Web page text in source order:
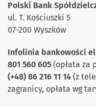
Polski Bank
ul. T. Kościuszki 5
07-200 Wyszków
Infolinia bankowości
801 560 605 (opłata za
(+48) 86 216 11 14 (z
zagranicy, opłata wg